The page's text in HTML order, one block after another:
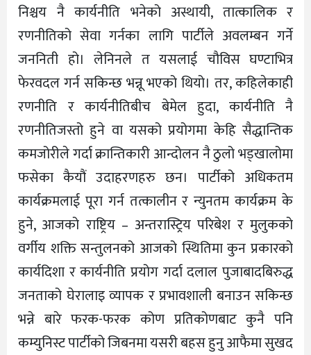
निश्चय नै कार्यनीति भनेको अस्थायी, तात्कालिक र
रणनीतिको सेवा गर्नका लागि पार्टीले अवलम्बन गर्ने
जननिती हो। लेनिनले त यसलाई चौविस घण्टाभित्र
फेरवदल गर्न सकिन्छ भन्नू भएको थियो। तर, कहिलेकाही
रणनीति र कार्यनीतिबीच बेमेल हुदा, कार्यनीति नै
रणनीतिजस्तो हुने वा यसको प्रयोगमा केहि सैद्धान्तिक
कमजोरीले गर्दा क्रान्तिकारी आन्दोलन नै ठुलो भड्खालोमा
फसेका कैयौं उदाहरणहरु छन। पार्टीको अधिकतम
कार्यक्रमलाई पूरा गर्न तत्कालीन र न्युनतम कार्यक्रम के
हुने, आजको राष्ट्रिय – अन्तरास्ट्रिय परिबेश र मुलुकको
वर्गीय शक्ति सन्तुलनको आजको स्थितिमा कुन प्रकारको
कार्यदिशा र कार्यनीति प्रयोग गर्दा दलाल पुजाबादबिरुद्ध
जनताको घेरालाइ व्यापक र प्रभावशाली बनाउन सकिन्छ
भन्ने बारे फरक-फरक कोण प्रतिकोणबाट कुनै पनि
कम्युनिस्ट पार्टीको जिबनमा यसरी बहस हुनु आफैमा सुखद